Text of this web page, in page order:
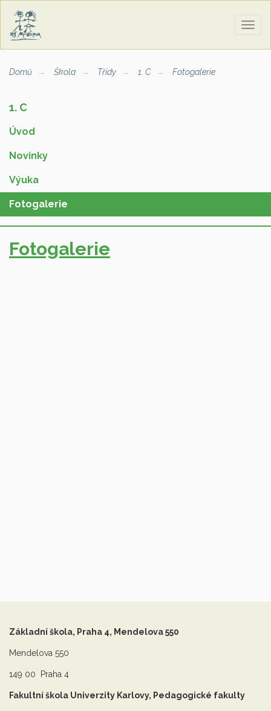
Domů Škola Třídy 1. C Fotogalerie
1. C
Úvod
Novinky
Výuka
Fotogalerie
Fotogalerie
Základní škola, Praha 4, Mendelova 550
Mendelova 550
149 00 Praha 4
Fakultní škola Univerzity Karlovy, Pedagogické fakulty